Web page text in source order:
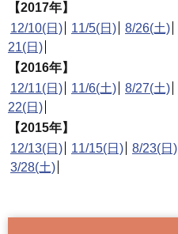
【2017年】
12/10(日)
11/5(日) 8/26(土)
21(日)
【2016年】
12/11(日)
11/6(土) 8/27(土)
22(日)
【2015年】
12/13(日)
11/15(日) 8/23(日)
3/28(土)